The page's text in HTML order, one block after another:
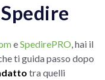
eSpedirePRO , hai il
ti guida passo dopo
tra quelli